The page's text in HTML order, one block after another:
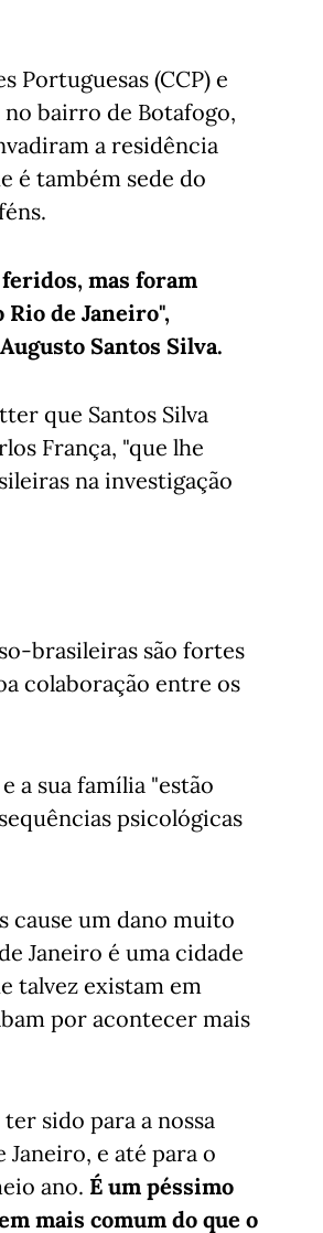
Portuguesas (CCP) e
bairro de Botafogo,
a residência
é também sede do
mas foram
de Janeiro",
Santos Silva.
que Santos Silva
França, "que lhe
na investigação
brasileiras são fortes
colaboração entre os
a sua família "estão
psicológicas
cause um dano muito
Janeiro é uma cidade
talvez existam em
por acontecer mais
sido para a nossa
e até para o
ano. É um péssimo
mais comum do que o